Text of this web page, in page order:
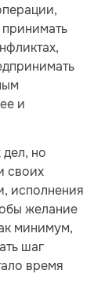
принимать
и
но
своих
исполнения
желание
минимум,
шаг
время